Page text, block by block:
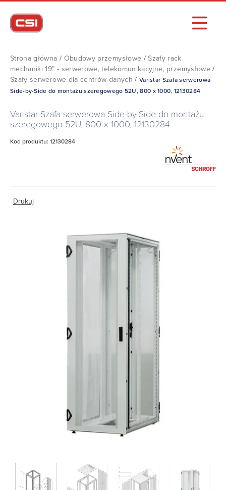
Strona główna / Obudowy przemysłowe /Szafy rack
mechaniki 19” - serwerowe, telekomunikacyjne, przemysłowe /
Szafy serwerowe dla centrów danych / Varistar Szafa serwerowa
Side-by-Side do montażu szeregowego 52U, 800 x 1000, 12130284
Varistar Szafa serwerowa Side-by-Side do montażu
szeregowego 52U, 800 x 1000, 12130284
Kod produktu: 12130284
Drukuj